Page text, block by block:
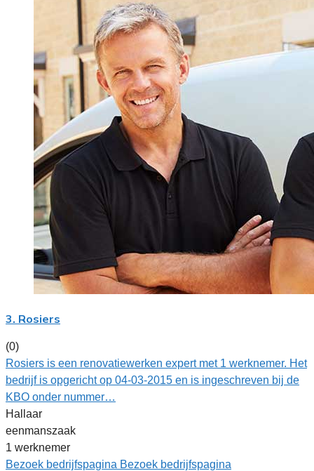
3. Rosiers
(0)
Rosiers is een renovatiewerken expert met 1 werknemer. Het
bedrijf is opgericht op 04-03-2015 en is ingeschreven bij de
KBO onder nummer…
Hallaar
eenmanszaak
1 werknemer
Bezoek bedrijfspagina Bezoek bedrijfspagina